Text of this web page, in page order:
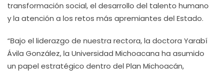
transformación social, el desarrollo del talento humano
y la atención a los retos más apremiantes del Estado.
“Bajo el liderazgo de nuestra rectora, la doctora Yarabí
Ávila González, la Universidad Michoacana ha asumido
un papel estratégico dentro del Plan Michoacán,